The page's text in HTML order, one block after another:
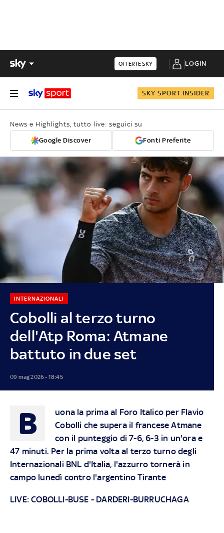
OFFERTE SKY LOGIN
SKY SPORT INSIDER
News e Highlights, tutto live: seguici su
Google Discover Fonti Preferite
Cobolli al terzo turno
dell'Atp Roma: Atmane
battuto in due set
INTERNAZIONALI
09 mag 2026 - 18:45
B
uona la prima al Foro Italico per Flavio
Cobolli che supera il francese Atmane
con il punteggio di 7-6, 6-3 in un'ora e
47 minuti. Per la prima volta al terzo turno degli
Internazionali BNL d'Italia, l'azzurro tornerà in
campo lunedì contro l'argentino Tirante
LIVE:COBOLLI-BUSE - DARDERI-BURRUCHAGA